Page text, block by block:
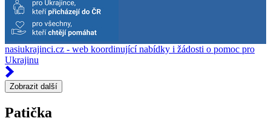
nasiukrajinci.cz - web koordinující nabídky i žádosti o pomoc pro
Ukrajinu
Zobrazit další
Patička